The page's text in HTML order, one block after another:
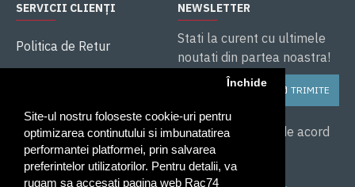
Site-ul nostru foloseste cookie-uri pentru
optimizarea continutului si imbunatatirea
performantei platformei, prin salvarea
preferintelor utilizatorilor. Pentru detalii, va
rugam sa accesati pagina web Rac74
Închide
SERVICII CLIENȚI
Politica de Retur
ANPC
Service și Garanție
NEWSLETTER
Stati la curent cu ultimele
noutati din partea noastra!
TRIMITE
Am citit și sunt de acord
cu
Politica de